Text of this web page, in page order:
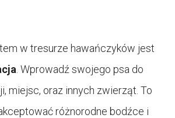
w tresurze hawańczyków jest
. Wprowadź swojego psa do
miejsc, oraz innych zwierząt. To
różnorodne bodźce i